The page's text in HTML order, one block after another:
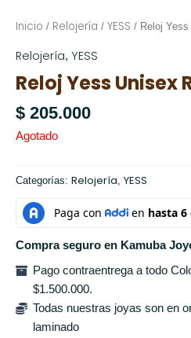
Inicio / Relojería / YESS / Reloj
Relojería, YESS
Reloj Yess Unisex
$ 205.000
Agotado
Categorías: Relojería YESS
Compra seguro en Kamuba
Pago contraentrega a todo
$1.500.000.
Todas nuestras joyas son en
laminado